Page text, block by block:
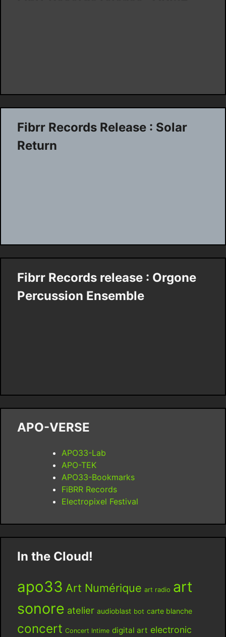
Fibrr Records Release : Solar
Return
Fibrr Records release : Orgone
Percussion Ensemble
APO-VERSE
APO33-Lab
APO-TEK
APO33-Bookmarks
FiBRR Records
Electropixel Festival
In the Cloud!
apo33 Art Numérique art radio art
sonore atelier audioblast bot carte blanche
concert Concert Intime digital art electronic